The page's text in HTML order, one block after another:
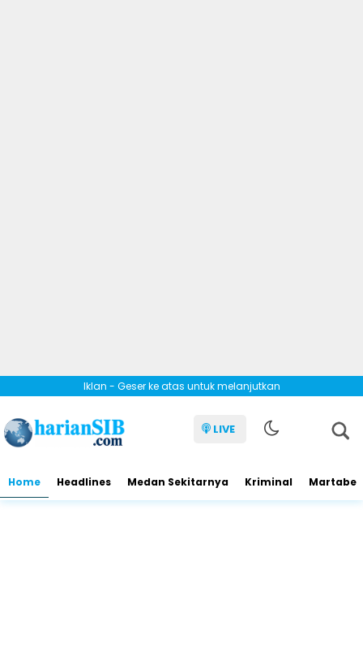
Iklan - Geser ke atas untuk melanjutkan
LIVE
Home Headlines Medan Sekitarnya Kriminal Martabe